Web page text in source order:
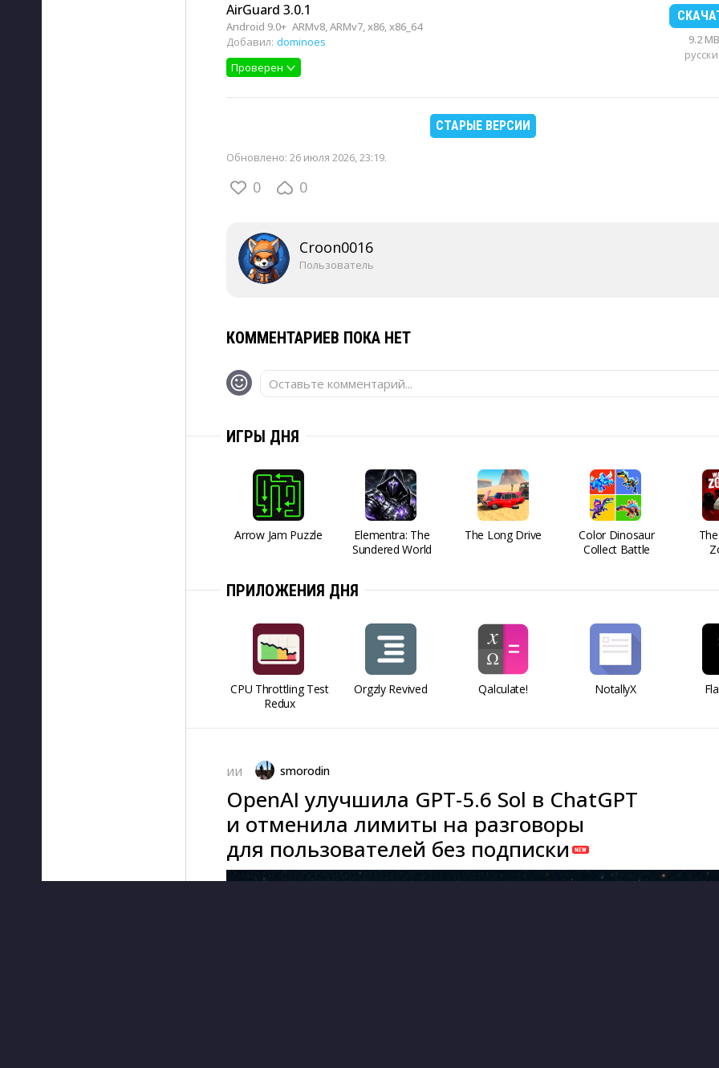
AirGuard 3.0.1
Android 9.0+ ARMv8, ARMv7, x86, x86_64
Добавил: dominoes
Проверен
9.2 MB
СТАРЫЕ ВЕРСИИ
Обновлено: 26 июля 2026, 23:19.
0 0
Croon0016
Пользователь
КОММЕНТАРИЕВ ПОКА НЕТ
Оставьте комментарий...
ИГРЫ ДНЯ
Arrow Jam Puzzle
Elementra: The
Sundered World
The Long Drive
Color Dinosaur
Collect Battle
ПРИЛОЖЕНИЯ ДНЯ
CPU Throttling Test
Redux
Orgzly Revived Qalculate! NotallyX
ИИ smorodin
OpenAI улучшила GPT-5.6 Sol в ChatGPT
и отменила лимиты на разговоры
для пользователей без подписки